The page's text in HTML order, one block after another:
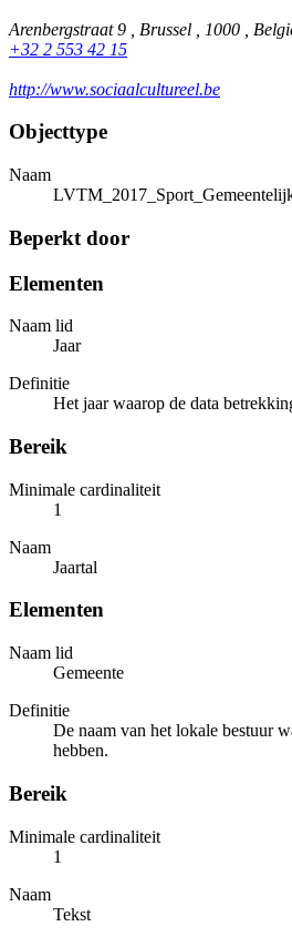
Arenbergstraat 9 , Brussel , 1000 ,
+32 2 553 42 15
http://www.sociaalcultureel.be
Objecttype
Naam
Beperkt door
Elementen
Naam lid
Jaar
Definitie
Het jaar waarop de data
Bereik
Minimale cardinaliteit
1
Naam
Jaartal
Elementen
Naam lid
Gemeente
Definitie
De naam van het lokale bestuur
hebben.
Bereik
Minimale cardinaliteit
1
Naam
Tekst